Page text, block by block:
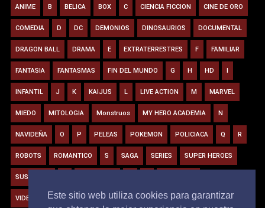
Este sitio web utiliza cookies para garantizar
ANIME B BELICA BOX C CIENCIA FICCION CINE DE ORO
COMEDIA D DC DEMONIOS DINOSAURIOS DOCUMENTAL
DRAGON BALL DRAMA E EXTRATERRESTRES F FAMILIAR
FANTASIA FANTASMAS FIN DEL MUNDO G H HD
INFANTIL J K KAIJUS L LIVE ACTION M MARVEL
MIEDO MITOLOGIA Monstruos MY HERO ACADEMIA N
NAVIDEÑA O P PELEAS POKEMON POLICIACA Q R
ROBOTS ROMANTICO S SAGA SERIES SUPER HEROES
SUSPENSO
VIDEOJUEGOS VIRUS W Y Z ZOMBIE